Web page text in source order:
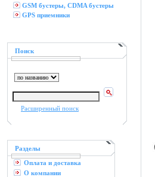
GSM бустеры, CDMA бустеры
GPS приемники
Поиск
Расширенный поиск
Разделы
Оплата и доставка
О компании